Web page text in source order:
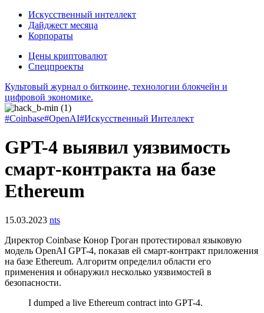
Искусственный интеллект
Дайджест месяца
Корпораты
Цены криптовалют
Спецпроекты
Культовый журнал о биткоине, технологии блокчейн и
цифровой экономике.
#Coinbase#OpenAI#Искусственный Интеллект
GPT-4 выявил уязвимость
смарт-контракта на базе
Ethereum
15.03.2023 nts
Директор Coinbase Конор Гроган протестировал языковую
модель OpenAI GPT-4, показав ей смарт-контракт приложения
на базе Ethereum. Алгоритм определил области его
применения и обнаружил несколько уязвимостей в
безопасности.
I dumped a live Ethereum contract into GPT-4.